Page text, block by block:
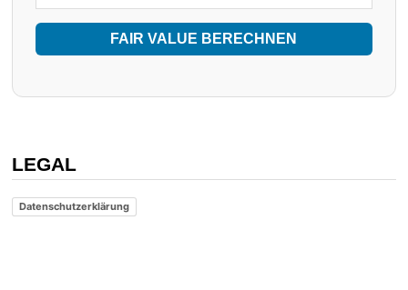
FAIR VALUE BERECHNEN
LEGAL
Datenschutzerklärung